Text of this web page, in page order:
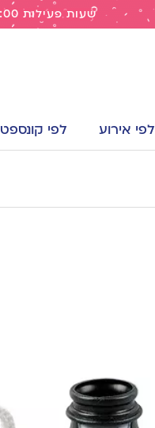
שעות פעילות 9:30-19:00 בחנות | משלוח חינם מעל 299 ש"ח
לפי אירוע לפי קונספט